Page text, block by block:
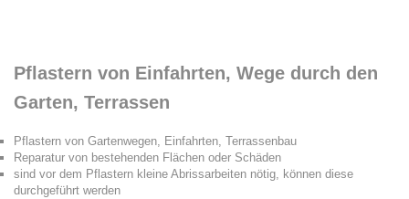
Pflastern von Einfahrten, Wege durch den
Garten, Terrassen
Pflastern von Gartenwegen, Einfahrten, Terrassenbau
Reparatur von bestehenden Flächen oder Schäden
sind vor dem Pflastern kleine Abrissarbeiten nötig, können diese
durchgeführt werden